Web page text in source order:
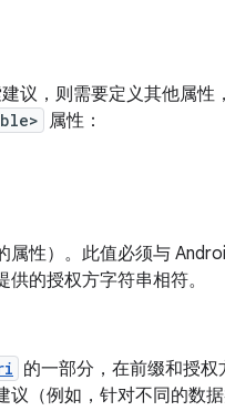
议，则需要定义其他属
属性：
属性）。此值必须与
供的授权方字符串相符。
的一部分，在前缀和授
议（例如，针对不同的数